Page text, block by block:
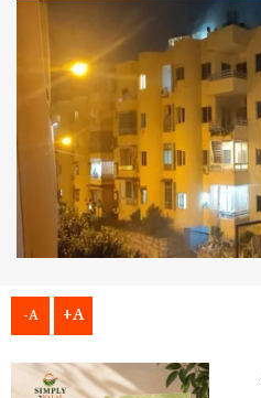
A+
A-